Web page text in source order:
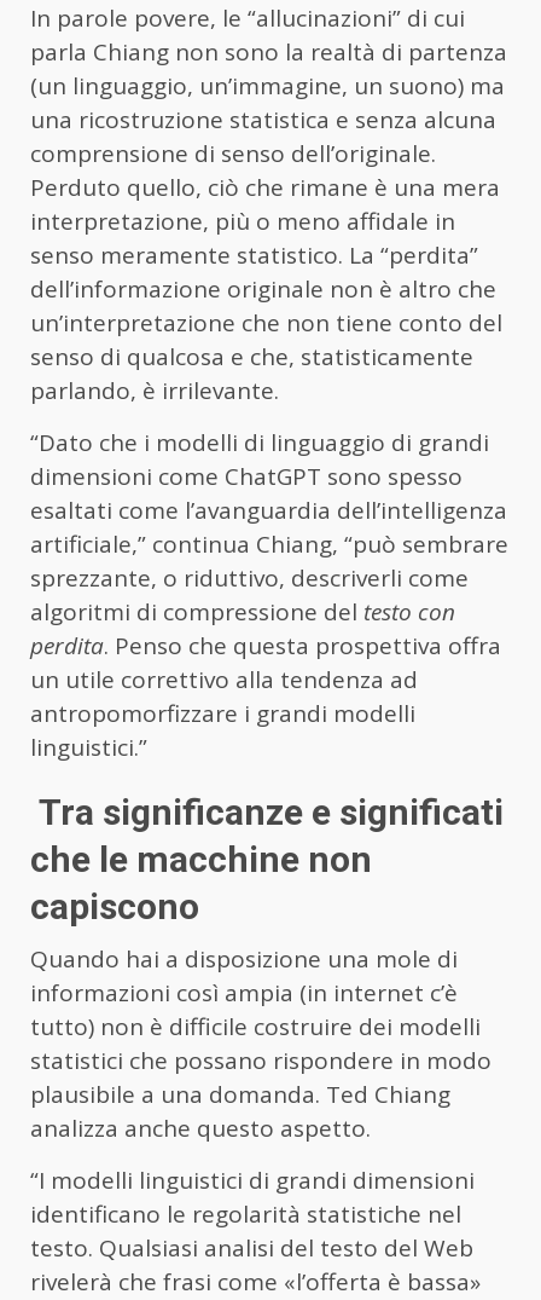
In parole povere, le “allucinazioni” di cui
parla Chiang non sono la realtà di partenza
(un linguaggio, un’immagine, un suono) ma
una ricostruzione statistica e senza alcuna
comprensione di senso dell’originale.
Perduto quello, ciò che rimane è una mera
interpretazione, più o meno affidale in
senso meramente statistico. La “perdita”
dell’informazione originale non è altro che
un’interpretazione che non tiene conto del
senso di qualcosa e che, statisticamente
parlando, è irrilevante.
“Dato che i modelli di linguaggio di grandi
dimensioni come ChatGPT sono spesso
esaltati come l’avanguardia dell’intelligenza
artificiale,” continua Chiang, “può sembrare
sprezzante, o riduttivo, descriverli come
algoritmi di compressione del testo con
perdita. Penso che questa prospettiva offra
un utile correttivo alla tendenza ad
antropomorfizzare i grandi modelli
linguistici.”
Tra significanze e significati
che le macchine non
capiscono
Quando hai a disposizione una mole di
informazioni così ampia (in internet c’è
tutto) non è difficile costruire dei modelli
statistici che possano rispondere in modo
plausibile a una domanda. Ted Chiang
analizza anche questo aspetto.
“I modelli linguistici di grandi dimensioni
identificano le regolarità statistiche nel
testo. Qualsiasi analisi del testo del Web
rivelerà che frasi come «l’offerta è bassa»